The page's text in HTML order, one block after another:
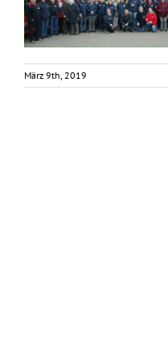
März 9th, 2019